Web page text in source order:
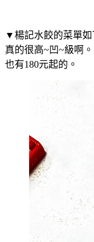
▼楊記水餃的菜單如
真的很高~凹~級啊
也有180元起的。